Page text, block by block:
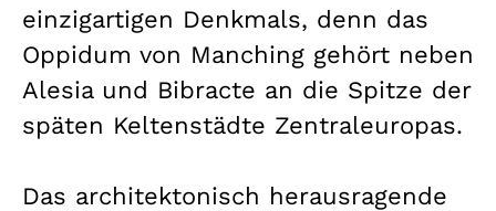
einzigartigen Denkmals, denn das
Oppidum von Manching gehört neben
Alesia und Bibracte an die Spitze der
späten Keltenstädte Zentraleuropas.
Das architektonisch herausragende